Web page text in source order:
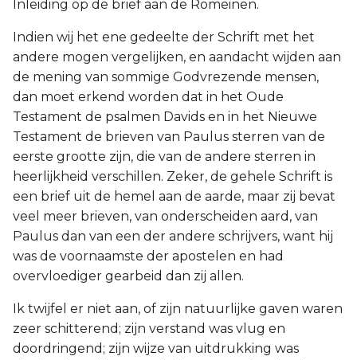
Richteren
Ruth
1 Samuël
2 Samuël
1 Koningen
2 Koningen
1 Kronieken
2 Kronieken
Ezra
Inleiding op de brief aan de Romeinen.
Indien wij het ene gedeelte der Schrift met het
andere mogen vergelijken, en aandacht wijden aan
de mening van sommige Godvrezende mensen,
dan moet erkend worden dat in het Oude
Testament de psalmen Davids en in het Nieuwe
Testament de brieven van Paulus sterren van de
eerste grootte zijn, die van de andere sterren in
heerlijkheid verschillen. Zeker, de gehele Schrift is
een brief uit de hemel aan de aarde, maar zij bevat
veel meer brieven, van onderscheiden aard, van
Paulus dan van een der andere schrijvers, want hij
was de voornaamste der apostelen en had
overvloediger gearbeid dan zij allen.
Ik twijfel er niet aan, of zijn natuurlijke gaven waren
zeer schitterend; zijn verstand was vlug en
doordringend; zijn wijze van uitdrukking was